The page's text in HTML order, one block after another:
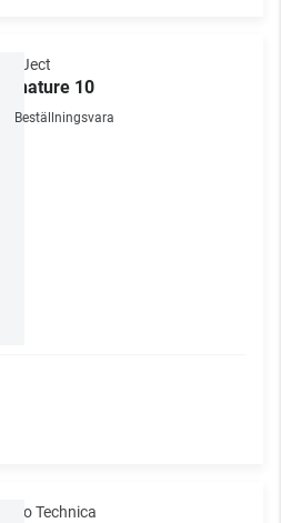
Pro-Ject
Signature 10
Beställningsvara
Audio Technica